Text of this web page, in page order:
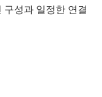
성과 일정한 연결